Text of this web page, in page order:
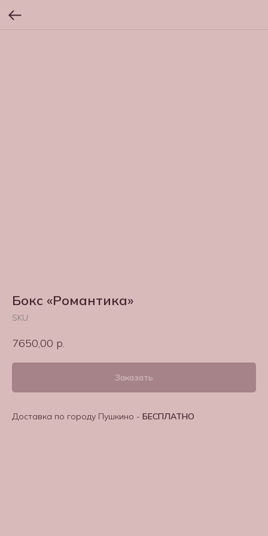
Бокс «Романтика»
SKU:
7650,00 р.
Заказать
Доставка по городу Пушкино - БЕСПЛАТНО